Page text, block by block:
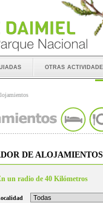
otras
DE ALOJAMIENTOS
un radio de 40 Kilómetros